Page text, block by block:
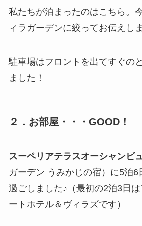
私たちが泊まったのはこちら。
ィラガーデンに絞ってお伝えしま
駐車場はフロントを出てすぐの
ました！
２．お部屋・・・GOOD！
スーペリアテラスオーシャンビ
ガーデン うみかじの宿）に5泊6
過ごしました♪（最初の2泊3日
ートホテル＆ヴィラズです）